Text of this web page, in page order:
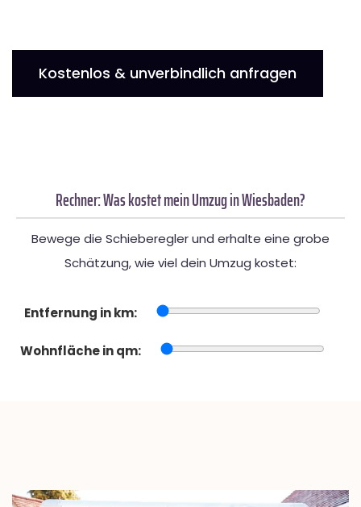
Kostenlos & unverbindlich anfragen
Rechner: Was kostet mein Umzug in Wiesbaden?
Bewege die Schieberegler und erhalte eine grobe
Schätzung, wie viel dein Umzug kostet:
Entfernung in km:
Wohnfläche in qm: